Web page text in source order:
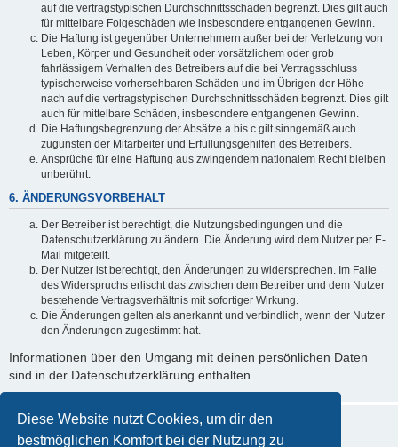
Diese Website nutzt Cookies, um dir den
bestmöglichen Komfort bei der Nutzung zu
auf die vertragstypischen Durchschnittsschäden begrenzt. Dies gilt auch
für mittelbare Folgeschäden wie insbesondere entgangenen Gewinn.
Die Haftung ist gegenüber Unternehmern außer bei der Verletzung von
Leben, Körper und Gesundheit oder vorsätzlichem oder grob
fahrlässigem Verhalten des Betreibers auf die bei Vertragsschluss
typischerweise vorhersehbaren Schäden und im Übrigen der Höhe
nach auf die vertragstypischen Durchschnittsschäden begrenzt. Dies gilt
auch für mittelbare Schäden, insbesondere entgangenen Gewinn.
Die Haftungsbegrenzung der Absätze a bis c gilt sinngemäß auch
zugunsten der Mitarbeiter und Erfüllungsgehilfen des Betreibers.
Ansprüche für eine Haftung aus zwingendem nationalem Recht bleiben
unberührt.
6. ÄNDERUNGSVORBEHALT
Der Betreiber ist berechtigt, die Nutzungsbedingungen und die
Datenschutzerklärung zu ändern. Die Änderung wird dem Nutzer per E-
Mail mitgeteilt.
Der Nutzer ist berechtigt, den Änderungen zu widersprechen. Im Falle
des Widerspruchs erlischt das zwischen dem Betreiber und dem Nutzer
bestehende Vertragsverhältnis mit sofortiger Wirkung.
Die Änderungen gelten als anerkannt und verbindlich, wenn der Nutzer
den Änderungen zugestimmt hat.
Informationen über den Umgang mit deinen persönlichen Daten
sind in der Datenschutzerklärung enthalten.